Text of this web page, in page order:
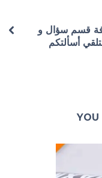
قسم سؤال و
أسألتكم
YOU